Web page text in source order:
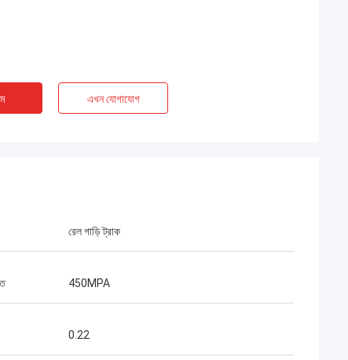
এখন যোগাযোগ
রেল গাড়ি ট্রাক
450MPA
0.22